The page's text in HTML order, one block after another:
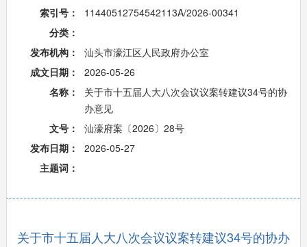
索引号：
11440512754542113A/2026-00341
分类：
发布机构：
汕头市濠江区人民政府办公室
成文日期：
2026-05-26
名称：
关于市十五届人大八次会议议案转建议34号的协
办意见
文号：
汕濠府案〔2026〕28号
发布日期：
2026-05-27
主题词：
关于市十五届人大八次会议议案转建议34号的协办